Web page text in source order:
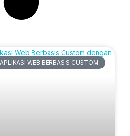
APLIKASI WEB BERBASIS CUSTOM